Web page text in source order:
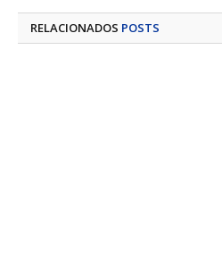
RELACIONADOS POSTS